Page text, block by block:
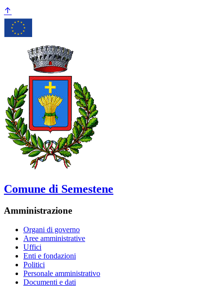
Comune di Semestene
Amministrazione
Organi di governo
Aree amministrative
Uffici
Enti e fondazioni
Politici
Personale amministrativo
Documenti e dati